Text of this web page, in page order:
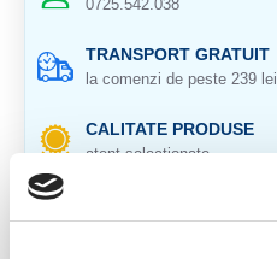
0725.542.038
TRANSPORT GRATUIT
la comenzi de peste 239 lei
CALITATE PRODUSE
atent selectionate